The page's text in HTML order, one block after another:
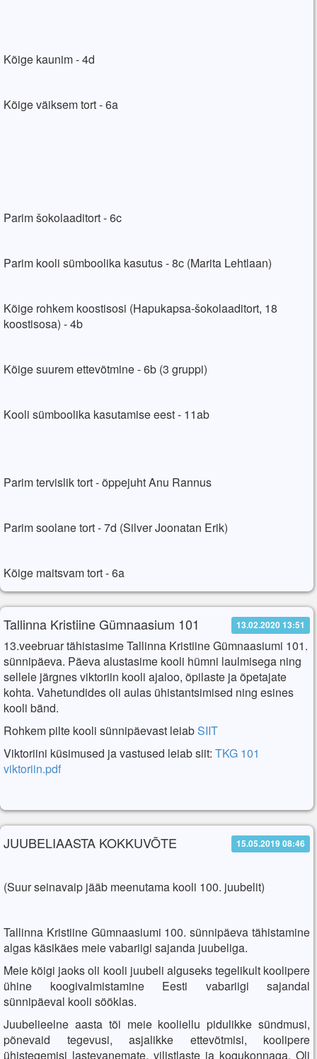
Kõige kaunim - 4d
Kõige väiksem tort - 6a
Parim šokolaaditort - 6c
Parim kooli sümboolika kasutus - 8c (Marita Lehtlaan)
Kõige rohkem koostisosi (Hapukapsa-šokolaaditort, 18
koostisosa) - 4b
Kõige suurem ettevõtmine - 6b (3 gruppi)
Kooli sümboolika kasutamise eest - 11ab
Parim tervislik tort - õppejuht Anu Rannus
Parim soolane tort - 7d (Silver Joonatan Erik)
Kõige maitsvam tort - 6a
Tallinna Kristiine Gümnaasium 101 13.02.2020 13:51
13.veebruar tähistasime Tallinna Kristiine Gümnaasiumi 101.
sünnipäeva. Päeva alustasime kooli hümni laulmisega ning
sellele järgnes viktoriin kooli ajaloo, õpilaste ja õpetajate
kohta. Vahetundides oli aulas ühistantsimised ning esines
kooli bänd.
Rohkem pilte kooli sünnipäevast leiabSIIT
Viktoriini küsimused ja vastused leiab siit: TKG 101
viktoriin.pdf
JUUBELIAASTA KOKKUVÕTE 15.05.2019 08:46
(Suur seinavaip jääb meenutama kooli 100. juubelit)
Tallinna Kristiine Gümnaasiumi 100. sünnipäeva tähistamine
algas käsikäes meie vabariigi sajanda juubeliga.
Meie kõigi jaoks oli kooli juubeli alguseks tegelikult koolipere
ühine koogivalmistamine Eesti vabariigi sajandal
sünnipäeval kooli sööklas.
Juubelieelne aasta tõi meie kooliellu pidulikke sündmusi,
põnevaid tegevusi, asjalikke ettevõtmisi, koolipere
ühistegemisi lastevanemate, vilistlaste ja kogukonnaga. Oli